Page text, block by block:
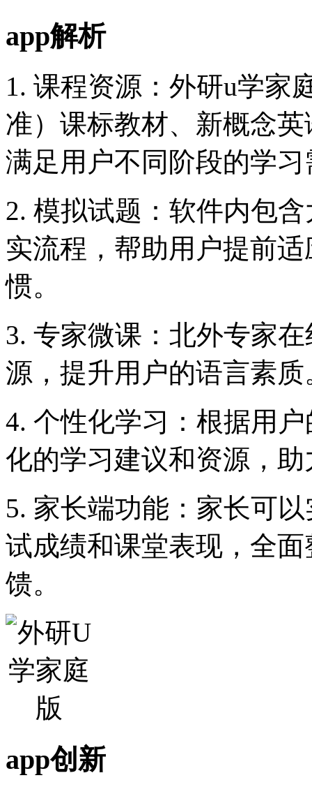
app解析
1. 课程资源：外研u学家
准）课标教材、新概念
满足用户不同阶段的学习
2. 模拟试题：软件内包
实流程，帮助用户提前
惯。
3. 专家微课：北外专家
源，提升用户的语言素质
4. 个性化学习：根据用
化的学习建议和资源，
5. 家长端功能：家长可
试成绩和课堂表现，全
馈。
app创新